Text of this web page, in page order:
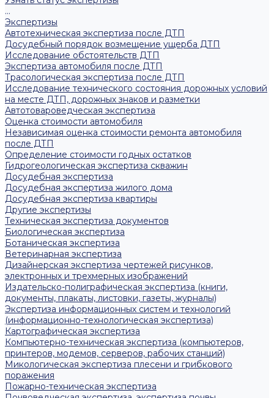
...
Экспертизы
Автотехническая экспертиза после ДТП
Досудебный порядок возмещение ущерба ДТП
Исследование обстоятельств ДТП
Экспертиза автомобиля после ДТП
Трасологическая экспертиза после ДТП
Исследование технического состояния дорожных условий
на месте ДТП, дорожных знаков и разметки
Автотовароведческая экспертиза
Оценка стоимости автомобиля
Независимая оценка стоимости ремонта автомобиля
после ДТП
Определение стоимости годных остатков
Гидрогеологическая экспертиза скважин
Досудебная экспертиза
Досудебная экспертиза жилого дома
Досудебная экспертиза квартиры
Другие экспертизы
Техническая экспертиза документов
Биологическая экспертиза
Ботаническая экспертиза
Ветеринарная экспертиза
Дизайнерская экспертиза чертежей рисунков,
электронных и трехмерных изображений
Издательско-полиграфическая экспертиза (книги,
документы, плакаты, листовки, газеты, журналы)
Экспертиза информационных систем и технологий
(информационно-технологическая экспертиза)
Картографическая экспертиза
Компьютерно-техническая экспертиза (компьютеров,
принтеров, модемов, серверов, рабочих станций)
Микологическая экспертиза плесени и грибкового
поражения
Пожарно-техническая экспертиза